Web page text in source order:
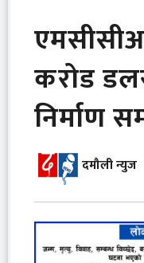
करोड
निर्माण
दमौली न्युज